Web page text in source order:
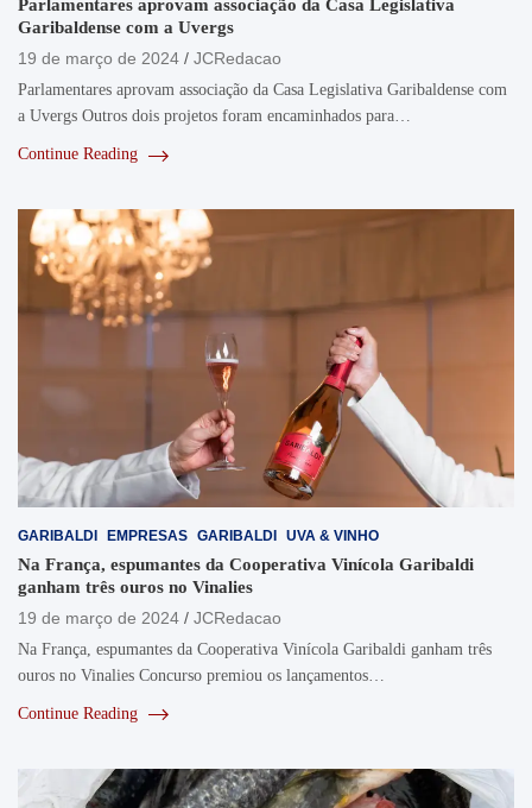
Parlamentares aprovam associação da Casa Legislativa
Garibaldense com a Uvergs
19 de março de 2024
JCRedacao
Parlamentares aprovam associação da Casa Legislativa Garibaldense com
a Uvergs Outros dois projetos foram encaminhados para…
Continue Reading
GARIBALDI EMPRESAS GARIBALDI UVA & VINHO
Na França, espumantes da Cooperativa Vinícola Garibaldi
ganham três ouros no Vinalies
19 de março de 2024
JCRedacao
Na França, espumantes da Cooperativa Vinícola Garibaldi ganham três
ouros no Vinalies Concurso premiou os lançamentos…
Continue Reading